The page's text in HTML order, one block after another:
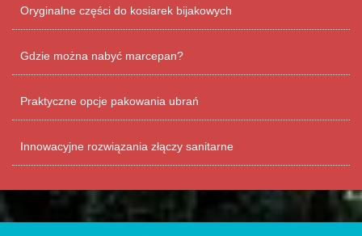
Oryginalne części do kosiarek bijakowych
Gdzie można nabyć marcepan?
Praktyczne opcje pakowania ubrań
Innowacyjne rozwiązania złączy sanitarne